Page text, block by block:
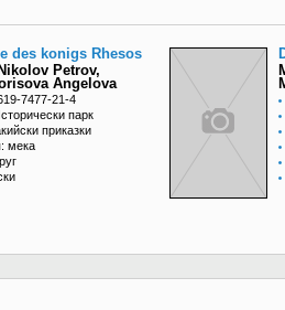
des konigs Rhesos
Petrov,
Angelova
7477-21-4
парк
приказки
мека